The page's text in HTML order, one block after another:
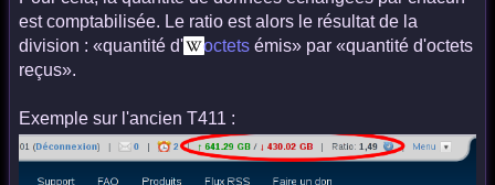
est comptabilisée. Le ratio est alors le résultat de la
division : «quantité d'
octets émis» par «quantité d'octets
reçus».
Exemple sur l'ancien T411 :